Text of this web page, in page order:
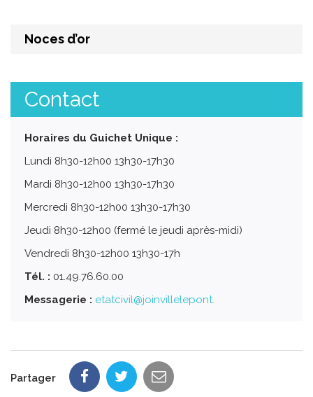
Noces d’or
Contact
Horaires du Guichet Unique :
Lundi 8h30-12h00 13h30-17h30
Mardi 8h30-12h00 13h30-17h30
Mercredi 8h30-12h00 13h30-17h30
Jeudi 8h30-12h00 (fermé le jeudi après-midi)
Vendredi 8h30-12h00 13h30-17h
Tél. : 01.49.76.60.00
Messagerie : etatcivil@joinvillelepont.
Partager